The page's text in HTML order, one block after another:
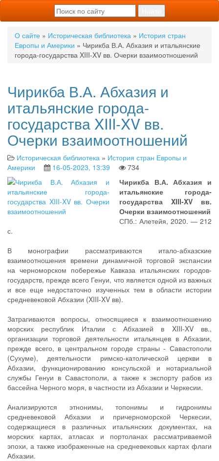
О сайте » Историческая библиотека » История стран
Европы и Америки » Чирикба В.А. Абхазия и итальянские
города-государства XIII-XV вв. Очерки взаимоотношений
Чирикба В.А. Абхазия и
итальянские города-
государства XIII-XV вв.
Очерки взаимоотношений
Историческая библиотека » История стран Европы и
Америки
16-05-2023, 13:39
734
Чирикба В.А. Абхазия и
итальянские города-
государства XIII-XV вв.
Очерки взаимоотношений
СПб.: Алетейя, 2020. — 212
с.
В монографии рассматриваются итало-абхазские
взаимоотношения времени динамичной торговой экспансии
на черноморском побережье Кавказа итальянских городов-
государств, прежде всего Генуи, что является одной из важных
и все еще недостаточно изученных тем в области истории
средневековой Абхазии (XIII-XV вв).
Затрагиваются вопросы, относящиеся к взаимоотношению
морских республик Италии с Абхазией в XIII-XV вв.,
организации торговой деятельности итальянцев в Абхазии,
прежде всего, в центральном городе страны - Савастополи
(Сухуме), деятельности римско-католической церкви в
Абхазии, функционированию консульской и нотариальной
службы Генуи в Савастополи, а также к экспорту рабов из
бассейна Черного моря, в частности из Абхазии и Черкесии.
Анализируются этнонимы, топонимы и гидронимы
средневековой Абхазии и причерноморской Черкесии,
содержащиеся в различных итальянских документах, на
морских картах, атласах и портоланах рассматриваемой
эпохи, а также изображенные на средневековых картах флаги
Абхазии.